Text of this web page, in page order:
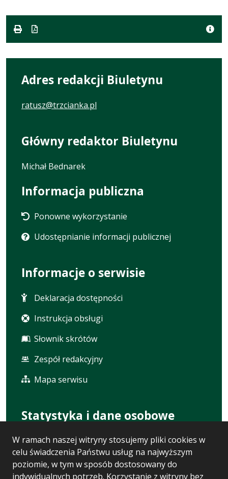
W ramach naszej witryny stosujemy pliki cookies w
celu świadczenia Państwu usług na najwyższym
poziomie, w tym w sposób dostosowany do
indywidualnych potrzeb. Korzystanie z witryny bez
Adres redakcji Biuletynu
ratusz@trzcianka.pl
Główny redaktor Biuletynu
Michał Bednarek
Informacja publiczna
Ponowne wykorzystanie
Udostępnianie informacji publicznej
Informacje o serwisie
Deklaracja dostępności
Instrukcja obsługi
Słownik skrótów
Zespół redakcyjny
Mapa serwisu
Statystyka i dane osobowe
Statystyki oglądalności
Ostatnio dodane